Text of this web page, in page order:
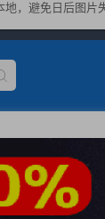
，避免日后图片